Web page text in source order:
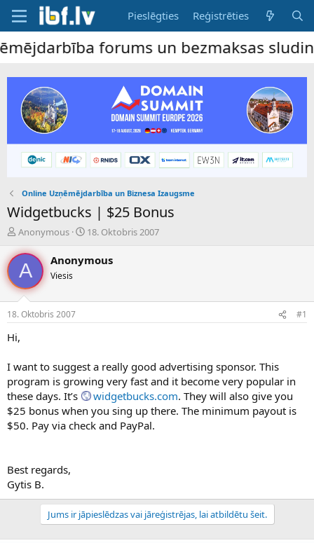
Pieslēgties Reģistrēties
forums un bezmaksas
Online Uzņēmējdarbība un Biznesa Izaugsme
Widgetbucks | $25 Bonus
P
v
e
d
i
n
u
s
ā
c
ē
j
s
Anonymous
S
k
a
s
18. Oktobris 2007
A Anonymous
Viesis
18. Oktobris 2007 #1
Hi,
I want to suggest a really good advertising sponsor. This
program is growing very fast and it become very popular in
these days. It’s
widgetbucks.com. They will also give you
$25 bonus when you sing up there. The minimum payout is
$50. Pay via check and PayPal.
Best regards,
Gytis B.
Jums ir jāpieslēdzas vai jāreģistrējas, lai atbildētu šeit.